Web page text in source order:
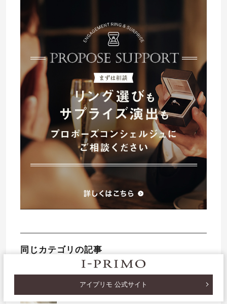
同じカテゴリの記事
ングや婚約指輪の準備についてご紹介
アイプリモ 公式サイト